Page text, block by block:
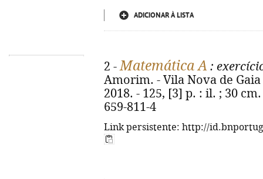
ADICIONAR À LISTA
2 -Matemática A :
Amorim. - Vila Nova de
2018. - 125, [3] p. : il. ; 30
659-811-4
Link persistente: http://